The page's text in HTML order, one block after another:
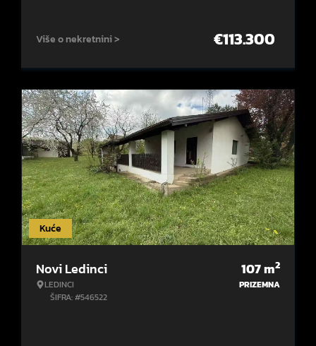
Više o nekretnini > €113.300
Kuće
Novi Ledinci
LEDINCI
ŠIFRA: #546522
107m2
PRIZEMNA